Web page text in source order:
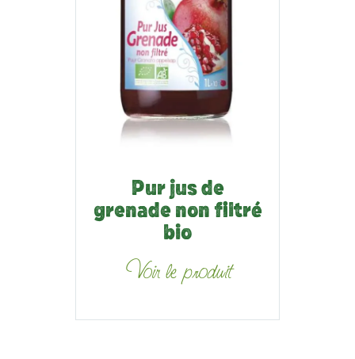
Pur jus de
grenade non filtré
bio
Voir le produit